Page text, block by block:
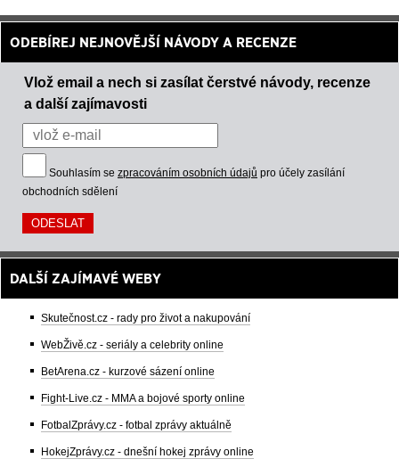
ODEBÍREJ NEJNOVĚJŠÍ NÁVODY A RECENZE
Vlož email a nech si zasílat čerstvé návody, recenze
a další zajímavosti
Souhlasím se zpracováním osobních údajů pro účely zasílání
obchodních sdělení
DALŠÍ ZAJÍMAVÉ WEBY
Skutečnost.cz - rady pro život a nakupování
WebŽivě.cz - seriály a celebrity online
BetArena.cz - kurzové sázení online
Fight-Live.cz - MMA a bojové sporty online
FotbalZprávy.cz - fotbal zprávy aktuálně
HokejZprávy.cz - dnešní hokej zprávy online